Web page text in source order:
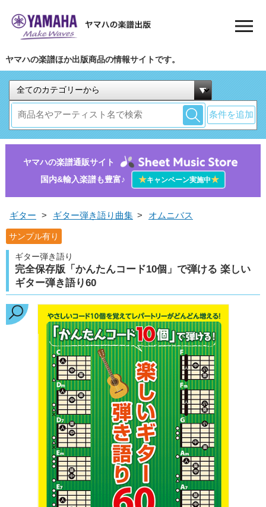
ヤマハの楽譜ほか出版商品の情報サイトです。
条件を追加
ヤマハの楽譜通販サイト
国内&輸入楽譜も豊富♪
★キャンペーン実施中★
ギター > ギター弾き語り曲集 > オムニバス
サンプル有り
ギター弾き語り
完全保存版「かんたんコード10個」で弾ける 楽しい
ギター弾き語り60